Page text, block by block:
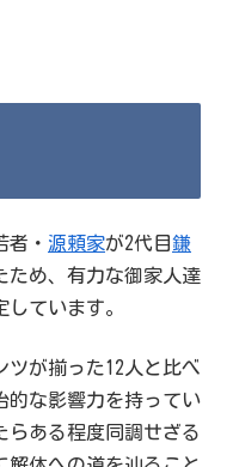
・ 源頼家が2代目鎌
ため、有力な御家人達
ています。
ツが揃った12人と比べ
的な影響力を持ってい
らある程度同調せざる